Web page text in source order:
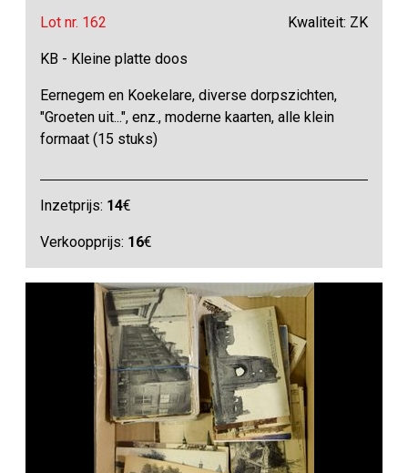
Lot nr. 162 Kwaliteit: ZK
KB - Kleine platte doos
Eernegem en Koekelare, diverse dorpszichten,
"Groeten uit...", enz., moderne kaarten, alle klein
formaat (15 stuks)
Inzetprijs: 14€
Verkoopprijs: 16€